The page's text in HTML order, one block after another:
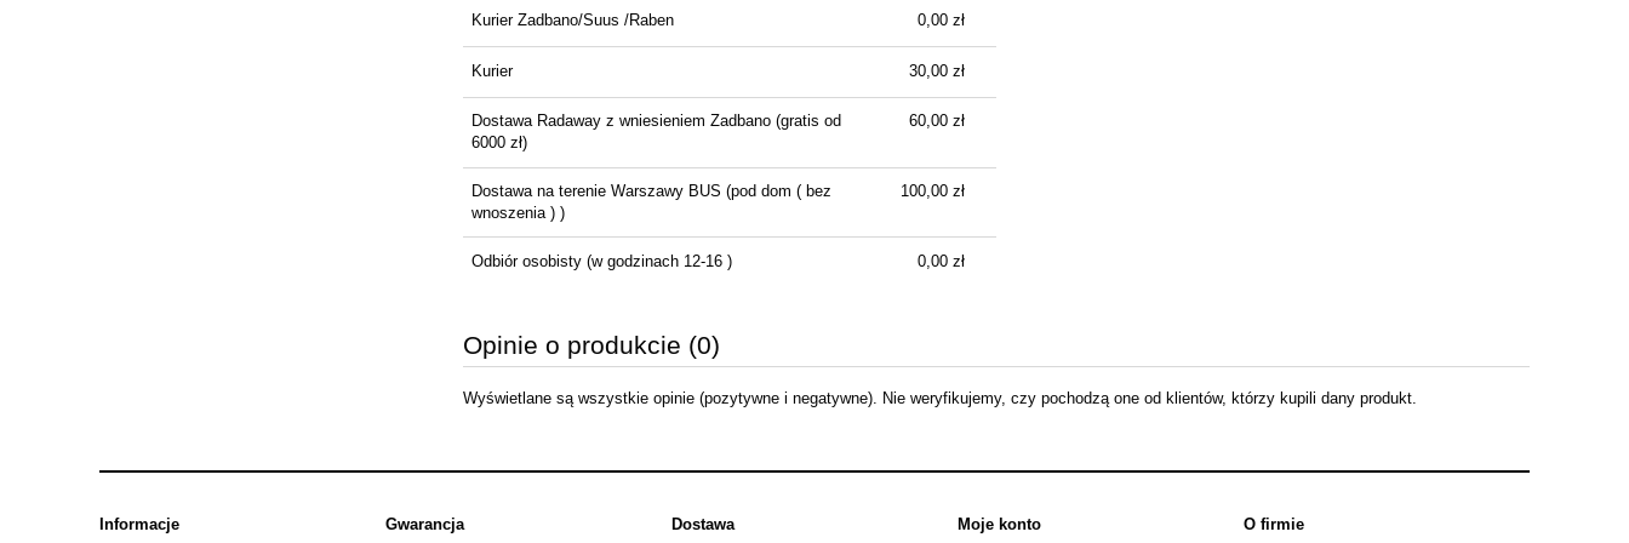
Cena nie zawiera ewentualnych kosztów
płatności
Kurier Zadbano/Suus /Raben 0,00 zł
Kurier 30,00 zł
Dostawa Radaway z wniesieniem Zadbano(gratis od
6000 zł)
60,00 zł
Dostawa na terenie Warszawy BUS (pod dom ( bez
wnoszenia ) )
100,00 zł
Odbiór osobisty(w godzinach 12-16 ) 0,00 zł
Opinie o produkcie (0)
Wyświetlane są wszystkie opinie (pozytywne i negatywne). Nie weryfikujemy, czy pochodzą one od klientów, którzy kupili dany produkt.
Informacje Gwarancja Dostawa Moje konto O firmie